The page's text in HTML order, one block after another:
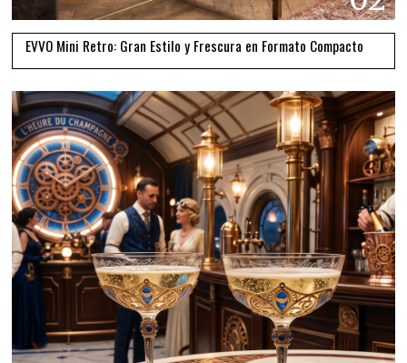
EVVO Mini Retro: Gran Estilo y Frescura en Formato Compacto